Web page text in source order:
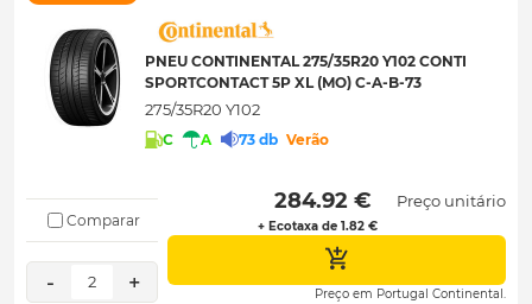
PNEU CONTINENTAL 275/35R20 Y102 CONTI
SPORTCONTACT 5P XL (MO) C-A-B-73
275/35R20 Y102
C A 73 db Verão
Comparar
- 2 +
284.92 €
+ Ecotaxa de 1.82 €
Preço unitário
Preço em Portugal Continental.